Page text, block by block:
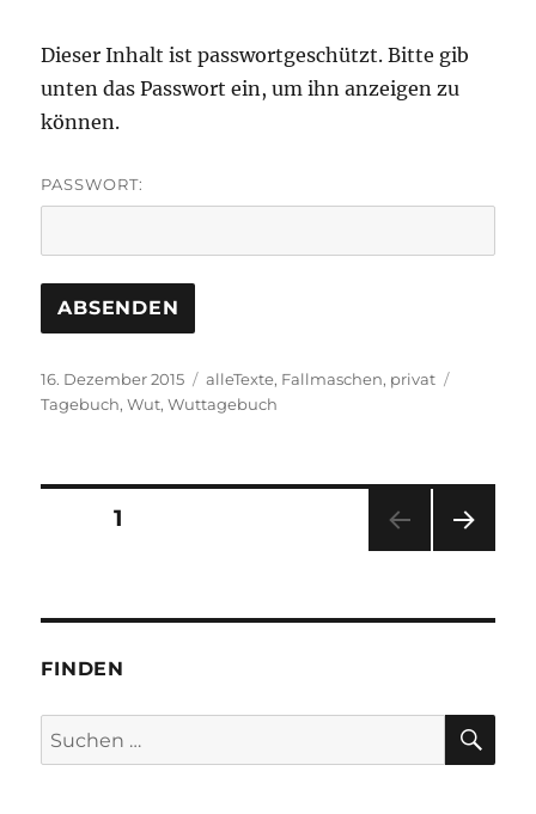
Dieser Inhalt ist passwortgeschützt. Bitte gib
unten das Passwort ein, um ihn anzeigen zu
können.
PASSWORT:
Veröffentlicht
am
16. Dezember 2015 Kategorien
alleTexte, Fallmaschen, privat
Tagebuch,Wut,Wuttagebuch
Seitennummerierung
Beiträge
SEITE1
E
FINDEN
Suchen
nach: